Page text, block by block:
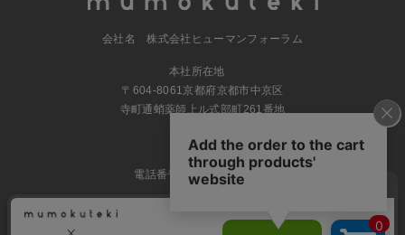
会社名 株式会社ヒューマンフォーラム
本社所在地
〒604-8061京都府京都市中京区
寺町通蛸薬師上ル式部町261番地
MAP
電話番号 070-5504-0806
営業時間 11:00～17:30（土日休業）